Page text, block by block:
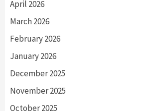
April 2026
March 2026
February 2026
January 2026
December 2025
November 2025
October 2025